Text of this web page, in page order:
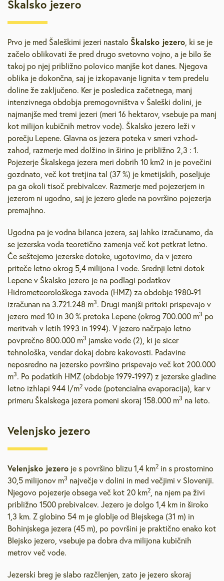
Škalsko jezero
Prvo je med Šaleškimi jezeri nastalo Škalsko jezero , ki se je
začelo oblikovati že pred drugo svetovno vojno, a je bilo še
takoj po njej približno polovico manjše kot danes. Njegova
oblika je dokončna, saj je izkopavanje lignita v tem predelu
doline že zaključeno. Ker je posledica začetnega, manj
intenzivnega obdobja premogovništva v Šaleški dolini, je
najmanjše med tremi jezeri (meri 16 hektarov, vsebuje pa manj
kot milijon kubičnih metrov vode). Škalsko jezero leži v
porečju Lepene. Glavna os jezera poteka v smeri vzhod-
zahod, razmerje med dolžino in širino je približno 2,3 : 1.
Pojezerje Škalskega jezera meri dobrih 10 km2 in je povečini
gozdnato, več kot tretjina tal (37 %) je kmetijskih, poseljuje
pa ga okoli tisoč prebivalcev. Razmerje med pojezerjem in
jezerom ni ugodno, saj je jezero glede na površino pojezerja
premajhno.
Ugodna pa je vodna bilanca jezera, saj lahko izračunamo, da
se jezerska voda teoretično zamenja več kot petkrat letno.
Če seštejemo jezerske dotoke, ugotovimo, da v jezero
priteče letno okrog 5,4 milijona l vode. Srednji letni dotok
Lepene v Škalsko jezero je na podlagi podatkov
Hidrometeorološkega zavoda (HMZ) za obdobje 1980-91
izračunan na 3.721.248 m3. Drugi manjši pritoki prispevajo v
jezero med 10 in 30 % pretoka Lepene (okrog 700.000 m3 po
meritvah v letih 1993 in 1994). V jezero načrpajo letno
povprečno 800.000 m3 jamske vode (2), ki je sicer
tehnološka, vendar dokaj dobre kakovosti. Padavine
neposredno na jezersko površino prispevajo več kot 200.000
m3. Po podatkih HMZ (obdobje 1979-1997) z jezerske gladine
letno izhlapi 944 l/m2 vode (potencialna evaporacija), kar v
primeru Škalskega jezera pomeni skoraj 158.000 m3 na leto.
Velenjsko jezero
Velenjsko jezero je s površino blizu 1,4 km2 in s prostornino
30,5 milijonov m3 največje v dolini in med večjimi v Sloveniji.
Njegovo pojezerje obsega več kot 20 km2 , na njem pa živi
približno 1500 prebivalcev. Jezero je dolgo 1,4 km in široko
1,3 km. Z globino 54 m je globlje od Blejskega (31 m) in
Bohinjskega jezera (45 m), po površini je praktično enako kot
Blejsko jezero, vsebuje pa dobra dva milijona kubičnih
metrov več vode.
Jezerski breg je slabo razčlenjen, zato je jezero skoraj